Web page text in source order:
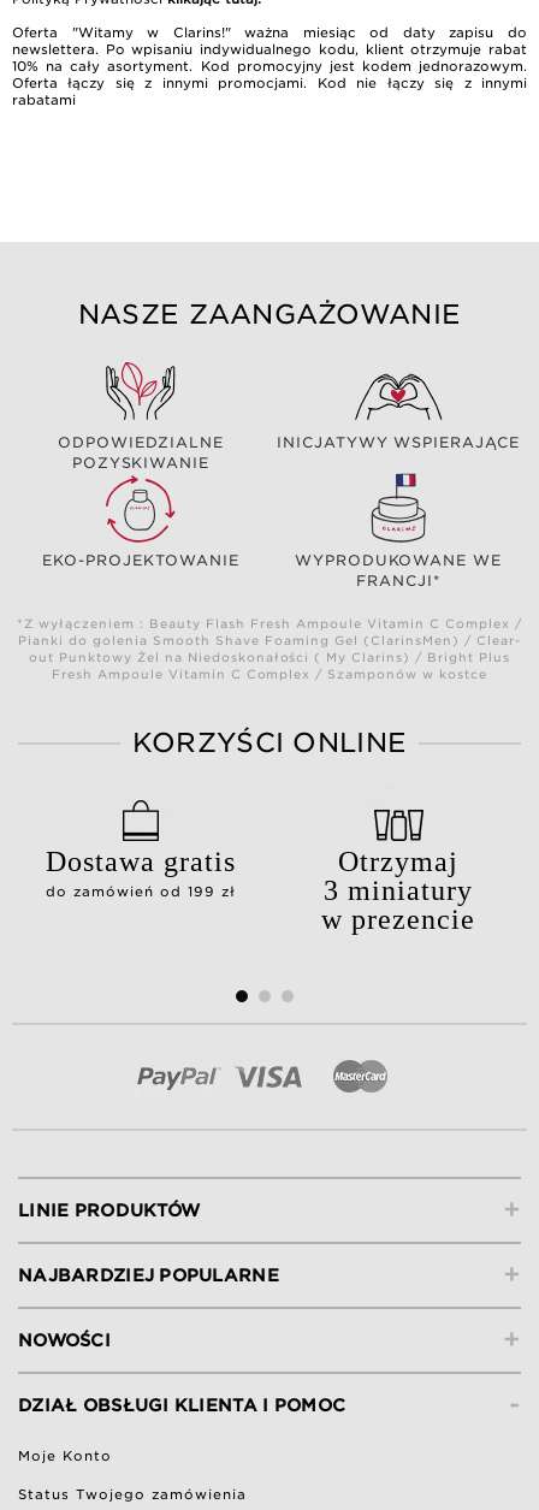
Oferta "Witamy w Clarins!" ważna miesiąc od daty zapisu do
newslettera. Po wpisaniu indywidualnego kodu, klient otrzymuje rabat
10% na cały asortyment. Kod promocyjny jest kodem jednorazowym.
Oferta łączy się z innymi promocjami. Kod nie łączy się z innymi
rabatami
NASZE ZAANGAŻOWANIE
ODPOWIEDZIALNE
POZYSKIWANIE
INICJATYWY WSPIERAJĄCE
EKO-PROJEKTOWANIE
WYPRODUKOWANE WE
FRANCJI*
*Z wyłączeniem : Beauty Flash Fresh Ampoule Vitamin C Complex /
Pianki do golenia Smooth Shave Foaming Gel (ClarinsMen) / Clear-
out Punktowy Żel na Niedoskonałości ( My Clarins) / Bright Plus
Fresh Ampoule Vitamin C Complex / Szamponów w kostce
KORZYŚCI ONLINE
Dostawa gratis
do zamówień od 199 zł
Otrzymaj
3 miniatury
w prezencie
+
LINIE PRODUKTÓW
+
NAJBARDZIEJ POPULARNE
+
NOWOŚCI
-
DZIAŁ OBSŁUGI KLIENTA I POMOC
Moje Konto
Status Twojego zamówienia